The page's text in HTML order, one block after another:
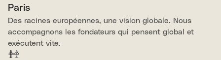
Paris
Des racines européennes, une vision globale. Nous
accompagnons les fondateurs qui pensent global et
exécutent vite.